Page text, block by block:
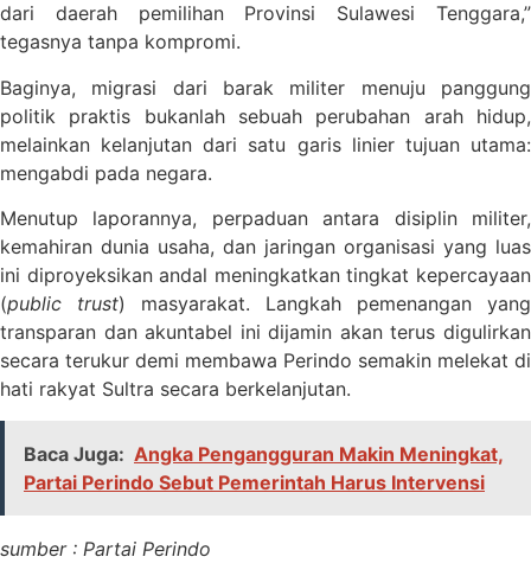
dari daerah pemilihan Provinsi Sulawesi Tenggara,”
tegasnya tanpa kompromi.
Baginya, migrasi dari barak militer menuju panggung
politik praktis bukanlah sebuah perubahan arah hidup,
melainkan kelanjutan dari satu garis linier tujuan utama:
mengabdi pada negara.
Menutup laporannya, perpaduan antara disiplin militer,
kemahiran dunia usaha, dan jaringan organisasi yang luas
ini diproyeksikan andal meningkatkan tingkat kepercayaan
(public trust) masyarakat. Langkah pemenangan yang
transparan dan akuntabel ini dijamin akan terus digulirkan
secara terukur demi membawa Perindo semakin melekat di
hati rakyat Sultra secara berkelanjutan.
Baca Juga: Angka Pengangguran Makin Meningkat,
Partai Perindo Sebut Pemerintah Harus Intervensi
sumber : Partai Perindo